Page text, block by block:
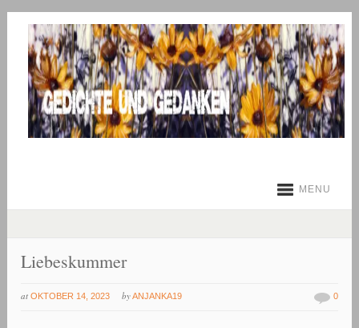
MENU
Liebeskummer
at OKTOBER 14, 2023 byANJANKA19 0